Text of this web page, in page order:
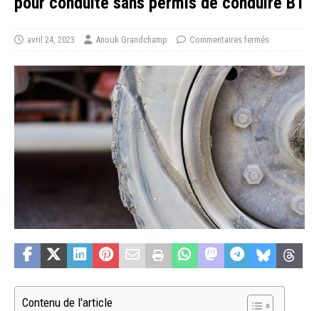
avril 24, 2023 Anouk Grandchamp Commentaires fermés
Contenu de l'article